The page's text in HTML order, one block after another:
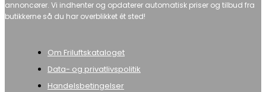
annoncører. Vi indhenter og opdaterer automatisk priser og tilbud fra
butikkerne så du har overblikket ét sted!
Om Friluftskataloget
Data- og privatlivspolitik
Handelsbetingelser